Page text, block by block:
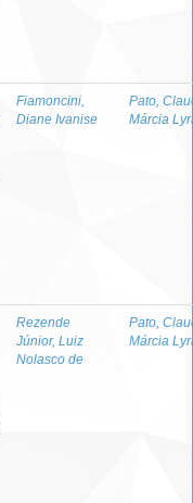
Fiamoncini,
Diane Ivanise
Pato,
Márcia
Rezende
Júnior, Luiz
Nolasco de
Pato,
Márcia